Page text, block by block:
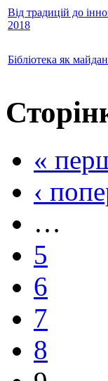
Від традицій до
2018
Бібліотека як
«
‹
…
5
6
7
8